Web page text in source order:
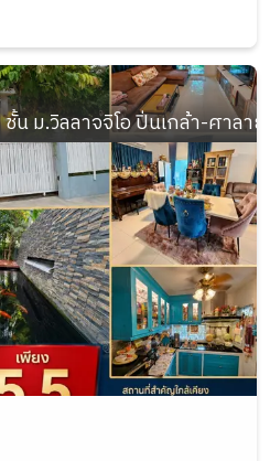
น ม.วิลลาจจิโอ ปิ่นเกล้า-ศาลา